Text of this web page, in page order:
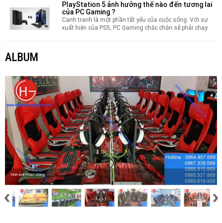
PlayStation 5 ảnh hưởng thế nào đến tương lai
của PC Gaming ?
Cạnh tranh là một phần tất yếu của cuộc sống. Với sự
xuất hiện của PS5, PC Gaming chắc chắn sẽ phải chạy
ALBUM
Hình ảnh hoạt động